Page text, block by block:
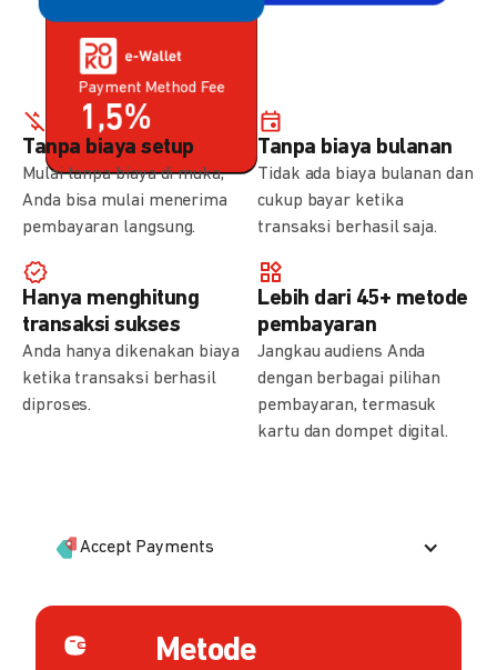
Payment Method Fee
0,7%
Payment Method Fee
1,5%
Tanpa biaya setup
Mulai tanpa biaya di muka,
Anda bisa mulai menerima
pembayaran langsung.
Tanpa biaya bulanan
Tidak ada biaya bulanan dan
cukup bayar ketika
transaksi berhasil saja.
Hanya menghitung
transaksi sukses
Anda hanya dikenakan biaya
ketika transaksi berhasil
diproses.
Lebih dari 45+ metode
pembayaran
Jangkau audiens Anda
dengan berbagai pilihan
pembayaran, termasuk
kartu dan dompet digital.
Accept Payments
Metode